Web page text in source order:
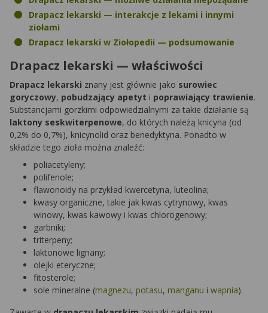
Drapacz lekarski — interakcje z lekami i innymi
ziołami
Drapacz lekarski w Ziołopedii — podsumowanie
Drapacz lekarski — właściwości
Drapacz lekarski znany jest głównie jako surowiec
goryczowy, pobudzający apetyt i poprawiający trawienie.
Substancjami gorzkimi odpowiedzialnymi za takie działanie są
laktony seskwiterpenowe, do których należą knicyna (od
0,2% do 0,7%), knicynolid oraz benedyktyna. Ponadto w
składzie tego zioła można znaleźć:
poliacetyleny;
polifenole;
flawonoidy na przykład kwercetyna, luteolina;
kwasy organiczne, takie jak kwas cytrynowy, kwas
winowy, kwas kawowy i kwas chlorogenowy;
garbniki;
triterpeny;
laktonowe lignany;
olejki eteryczne;
fitosterole;
sole mineralne (magnezu, potasu, manganu i wapnia).